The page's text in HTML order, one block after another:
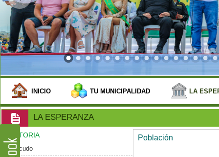
INICIO TU MUNICIPALIDAD LA
LA ESPERANZA
HISTORIA
Escudo
Población